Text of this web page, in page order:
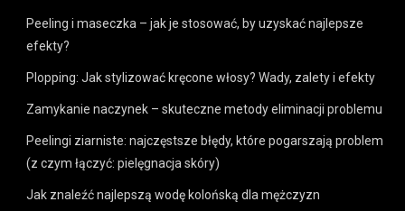
Peeling i maseczka – jak je stosować, by uzyskać najlepsze
efekty?
Plopping: Jak stylizować kręcone włosy? Wady, zalety i efekty
Zamykanie naczynek – skuteczne metody eliminacji problemu
Peelingi ziarniste: najczęstsze błędy, które pogarszają problem
(z czym łączyć: pielęgnacja skóry)
Jak znaleźć najlepszą wodę kolońską dla mężczyzn